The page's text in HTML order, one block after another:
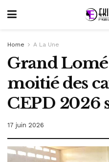
Home A La Une
Grand
moitié des
CEPD 2026
17 juin 2026